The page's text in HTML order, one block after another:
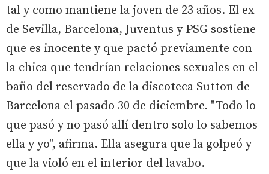
tal y como mantiene la joven de 23 años. El ex
de Sevilla, Barcelona, Juventus y PSG sostiene
que es inocente y que pactó previamente con
la chica que tendrían relaciones sexuales en el
baño del reservado de la discoteca Sutton de
Barcelona el pasado 30 de diciembre. "Todo lo
que pasó y no pasó allí dentro solo lo sabemos
ella y yo", afirma. Ella asegura que la golpeó y
que la violó en el interior del lavabo.